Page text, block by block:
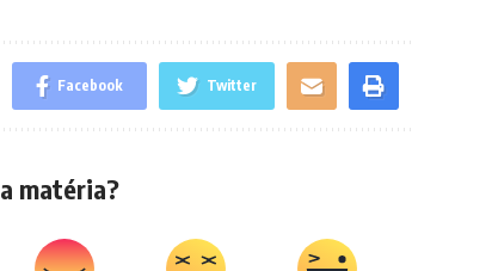
Facebook Twitter
matéria?